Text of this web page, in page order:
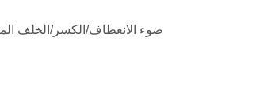
· ضوء الانعطاف/الكسر/الخلف